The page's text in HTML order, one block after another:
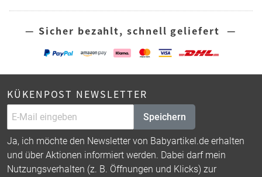
— Sicher bezahlt, schnell geliefert —
KÜKENPOST NEWSLETTER
Speichern
Ja, ich möchte den Newsletter von Babyartikel.de erhalten
und über Aktionen informiert werden. Dabei darf mein
Nutzungsverhalten (z. B. Öffnungen und Klicks) zur